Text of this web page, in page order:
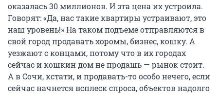
оказалась 30 миллионов. И эта цена их устроила.
Говорят: «Да, нас такие квартиры устраивают, это
наш уровень!» На таком подъеме отправляются в
свой город продавать хоромы, бизнес, кошку. А
уезжают с концами, потому что в их городах
сейчас и кошкин дом не продашь — рынок стоит.
А в Сочи, кстати, и продавать-то особо нечего, если
сейчас начнется всплеск спроса, объектов надолго